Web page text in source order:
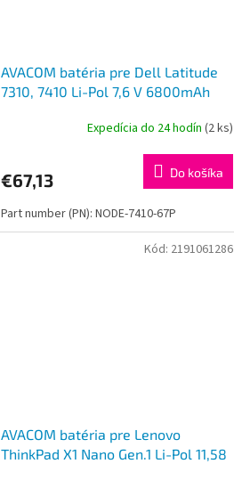
AVACOM batéria pre Dell Latitude
7310, 7410 Li-Pol 7,6 V 6800mAh
Expedícia do 24 hodín (2 ks)
€67,13 Do košíka
Part number (PN): NODE-7410-67P
AVACOM batéria pre Lenovo
ThinkPad X1 Nano Gen.1 Li-Pol 11,58
Kód: 2191061286